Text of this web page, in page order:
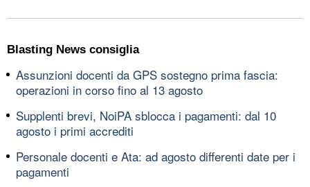
Blasting News consiglia
Assunzioni docenti da GPS sostegno prima fascia:
operazioni in corso fino al 13 agosto
Supplenti brevi, NoiPA sblocca i pagamenti: dal 10
agosto i primi accrediti
Personale docenti e Ata: ad agosto differenti date per i
pagamenti